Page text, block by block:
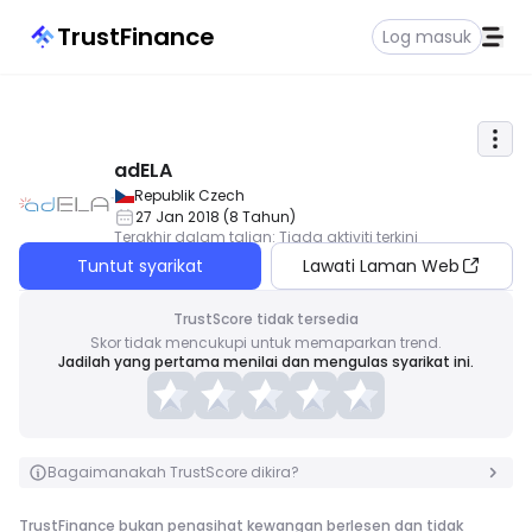
TrustFinance Log masuk
adELA
Republik Czech
27 Jan 2018 (8 Tahun)
Terakhir dalam talian: Tiada aktiviti terkini
Tuntut syarikat Lawati Laman Web
TrustScore tidak tersedia
Skor tidak mencukupi untuk memaparkan trend.
Jadilah yang pertama menilai dan mengulas syarikat ini.
Bagaimanakah TrustScore dikira?
TrustFinance bukan penasihat kewangan berlesen dan tidak